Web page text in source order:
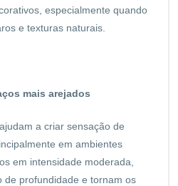
especialmente quando
e texturas naturais.
mais arejados
a criar sensação de
em ambientes
em intensidade moderada,
de profundidade e tornam os